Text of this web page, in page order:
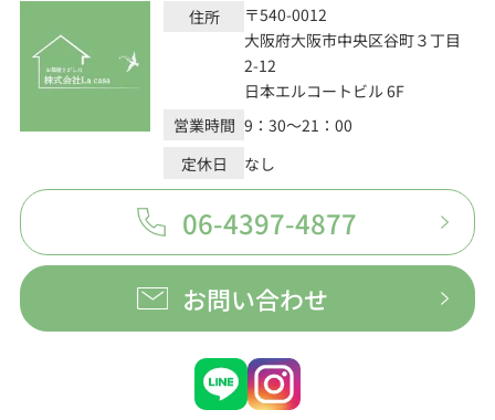
住所
〒540-0012
大阪府大阪市中央区谷町３丁目
2-12
日本エルコートビル 6F
営業時間 9：30～21：00
定休日
なし
06-4397-4877
お問い合わせ